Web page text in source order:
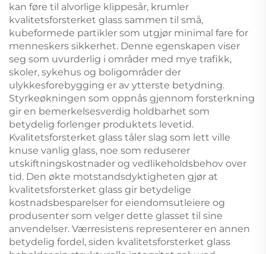
kan føre til alvorlige klippesår, krumler
kvalitetsforsterket glass sammen til små,
kubeformede partikler som utgjør minimal fare for
menneskers sikkerhet. Denne egenskapen viser
seg som uvurderlig i områder med mye trafikk,
skoler, sykehus og boligområder der
ulykkesforebygging er av ytterste betydning.
Styrkeøkningen som oppnås gjennom forsterkning
gir en bemerkelsesverdig holdbarhet som
betydelig forlenger produktets levetid.
Kvalitetsforsterket glass tåler slag som lett ville
knuse vanlig glass, noe som reduserer
utskiftningskostnader og vedlikeholdsbehov over
tid. Den økte motstandsdyktigheten gjør at
kvalitetsforsterket glass gir betydelige
kostnadsbesparelser for eiendomsutleiere og
produsenter som velger dette glasset til sine
anvendelser. Værresistens representerer en annen
betydelig fordel, siden kvalitetsforsterket glass